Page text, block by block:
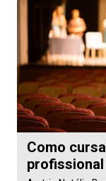
Como
profissional